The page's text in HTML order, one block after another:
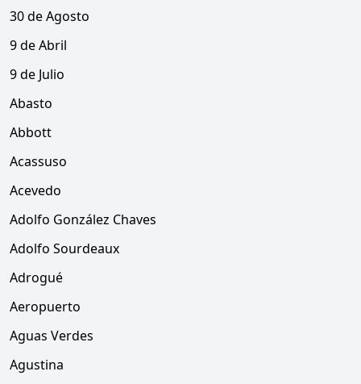
30 de Agosto
9 de Abril
9 de Julio
Abasto
Abbott
Acassuso
Acevedo
Adolfo González Chaves
Adolfo Sourdeaux
Adrogué
Aeropuerto
Aguas Verdes
Agustina